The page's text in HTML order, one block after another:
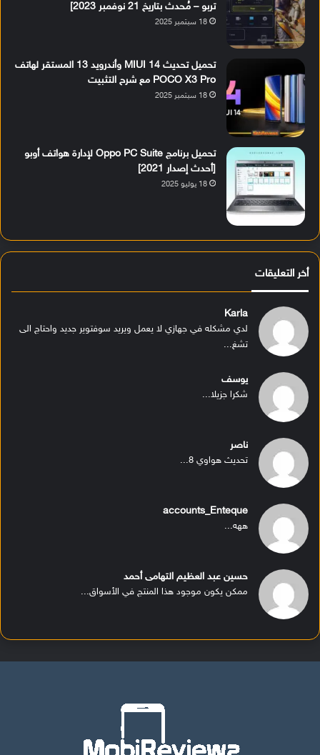
تربو – مُحدث بتاريخ 21 نوفمبر 2023]
18 سبتمبر 2025
تحميل تحديث MIUI 14 وأندرويد 13 المستقر لهاتف
POCO X3 Pro مع شرح التثبيت
18 سبتمبر 2025
تحميل برنامج Oppo PC Suite لإدارة هواتف أوبو
[أحدث إصدار 2021]
18 يوليو 2025
أخر التعليقات
Karla
لدي مشكله في جهازي لا يعمل ويريد سوفتوير جديد واحتاج الى
تشغ...
يوسف
شكرا جزيلا...
ناصر
تحديث هواوي 8...
accounts_Enteque
ههه...
حسين عبد العظيم التهامى أحمد
ممكن يكون موجود هذا المنتج في الأسواق...